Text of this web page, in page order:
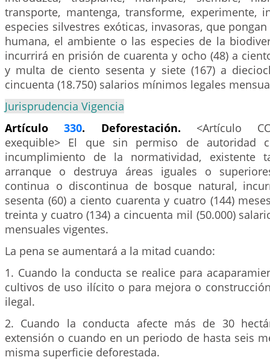
transporte, mantenga, transforme, experimente,
especies silvestres exóticas, invasoras, que
humana, el ambiente o las especies de la
incurrirá en prisión de cuarenta y ocho (48) a
y multa de ciento sesenta y siete (167) a
cincuenta (18.750) salarios mínimos legales
Jurisprudencia Vigencia
Artículo330. Deforestación. <Artículo
exequible> El que sin permiso de autoridad
incumplimiento de la normatividad, existente
arranque o destruya áreas iguales o
continua o discontinua de bosque natural,
sesenta (60) a ciento cuarenta y cuatro (144)
treinta y cuatro (134) a cincuenta mil (50.000)
mensuales vigentes.
La pena se aumentará a la mitad cuando:
1. Cuando la conducta se realice para
cultivos de uso ilícito o para mejora o
ilegal.
2. Cuando la conducta afecte más de 30
extensión o cuando en un periodo de hasta seis
misma superficie deforestada.